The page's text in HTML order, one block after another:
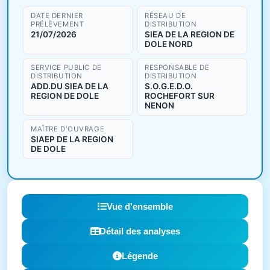
DATE DERNIER
PRÉLÈVEMENT
21/07/2026
RÉSEAU DE
DISTRIBUTION
SIEA DE LA REGION DE
DOLE NORD
SERVICE PUBLIC DE
DISTRIBUTION
ADD.DU SIEA DE LA
REGION DE DOLE
RESPONSABLE DE
DISTRIBUTION
S.O.G.E.D.O.
ROCHEFORT SUR
NENON
MAÎTRE D'OUVRAGE
SIAEP DE LA REGION
DE DOLE
Vue d'ensemble
Détail des analyses
Légende